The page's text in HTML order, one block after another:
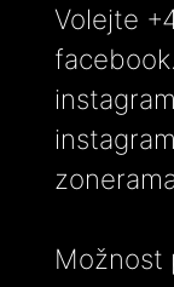
Volejte
Možnost